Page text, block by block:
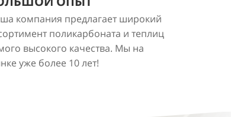
компания предлагает широкий
поликарбоната и теплиц
высокого качества. Мы на
уже более 10 лет!